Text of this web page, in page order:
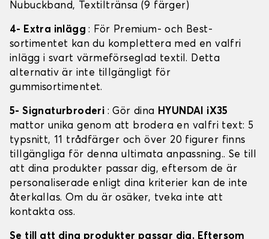
Nubuckband, Textiltränsa (9 färger)
4- Extra inlägg: För Premium- och Best-
sortimentet kan du komplettera med en valfri
inlägg i svart värmeförseglad textil. Detta
alternativ är inte tillgängligt för
gummisortimentet.
5- Signaturbroderi : Gör dina HYUNDAI iX35
mattor unika genom att brodera en valfri text: 5
typsnitt, 11 trådfärger och över 20 figurer finns
tillgängliga för denna ultimata anpassning.. Se till
att dina produkter passar dig, eftersom de är
personaliserade enligt dina kriterier kan de inte
återkallas. Om du är osäker, tveka inte att
kontakta oss.
Se till att dina produkter passar dig. Eftersom